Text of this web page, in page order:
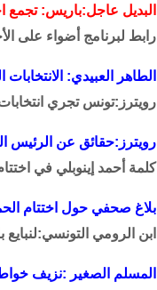
البديل عاجل:باريس: تجمع
رابط لبرنامج أضواء على
الطاهر العبيدي:
رويترز:تونس تجري
رويترز:حقائق عن الرئيس
كلمة أحمد إينوبلي في اختتام
بلاغ صحفي حول اختتام
ابن الرومي التونسي:لنبايع
المسلم الصغير :نزيف